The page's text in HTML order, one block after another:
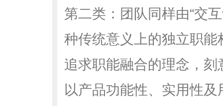
第二类：团队同样由“交
种传统意义上的独立职
追求职能融合的理念，
以产品功能性、实用性